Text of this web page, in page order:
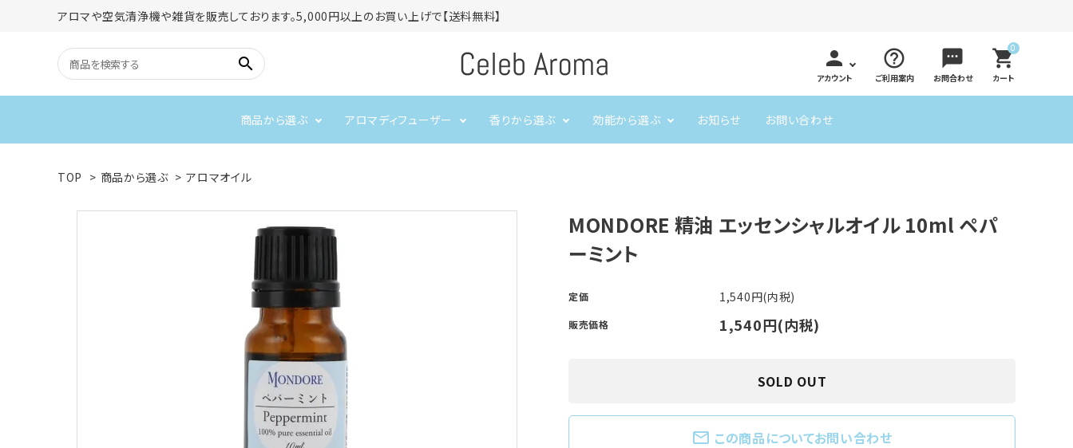
アロマや空気清浄機や雑貨を販売しております。5,000円以上のお買い上げで【送料無料】
search
アロマオイル
ネブライザー
person
アカウント
help_outline
ご利用案内
sms
お問合わせ
0
shopping_cart
カート
商品から選ぶ アロマディフューザー
ネブライザー式アロマディフ
香りから選ぶ 効能から選ぶ お知らせ お問い合わせ
TOP > 商品から選ぶ > アロマオイル
MONDORE 精油 エッセンシャルオイル 10ml ペパ
ーミント
定価 1,540円(内税)
販売価格 1,540円(内税)
SOLD OUT
mail_outline この商品についてお問い合わせ